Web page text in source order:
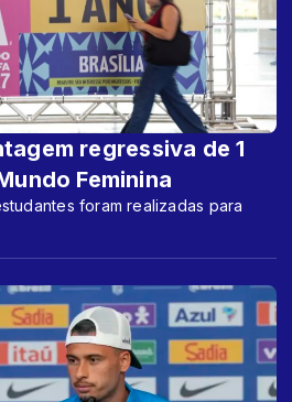
regressiva de 1
Feminina
foram realizadas para